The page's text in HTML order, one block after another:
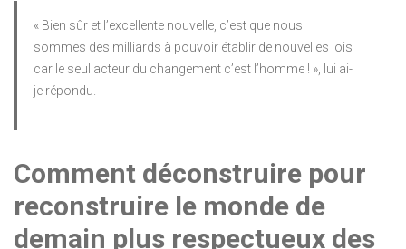
« Bien sûr et l’excellente nouvelle, c’est que nous
sommes des milliards à pouvoir établir de nouvelles lois
car le seul acteur du changement c’est l’homme ! », lui ai-
je répondu.
Comment déconstruire pour
reconstruire le monde de
demain plus respectueux des